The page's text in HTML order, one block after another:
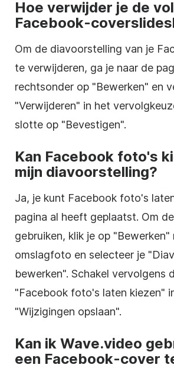
Hoe verwijder je de
Facebook-
Om de diavoorstelling van je
te verwijderen, ga je naar de
rechtsonder op "Bewerken" en
"Verwijderen" in het
slotte op "Bevestigen".
Kan Facebook foto's
mijn diavoorstelling?
Ja, je kunt Facebook foto's
pagina al heeft geplaatst. Om
gebruiken, klik je op
omslagfoto en selecteer je
bewerken". Schakel vervolgens
"Facebook foto's laten kiezen"
"Wijzigingen opslaan".
Kan ik Wave.video
een Facebook-cover